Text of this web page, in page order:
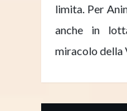
limita. Per
anche in
miracolo della